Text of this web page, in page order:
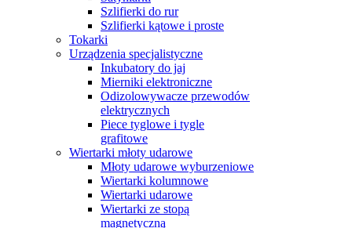
Szlifierki do rur
Szlifierki kątowe i proste
Tokarki
Urządzenia specjalistyczne
Inkubatory do jaj
Mierniki elektroniczne
Odizolowywacze przewodów
elektrycznych
Piece tyglowe i tygle
grafitowe
Wiertarki młoty udarowe
Młoty udarowe wyburzeniowe
Wiertarki kolumnowe
Wiertarki udarowe
Wiertarki ze stopą
magnetyczną